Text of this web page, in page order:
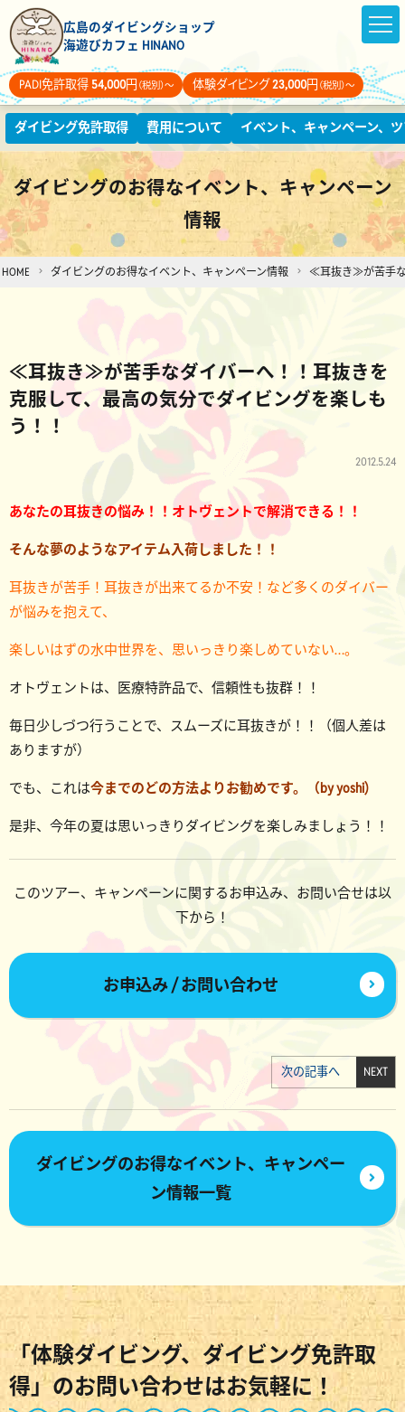
広島のダイビングショップ
海遊びカフェ HINANO
PADI免許取得54,000円 （税別）～ 体験ダイビング23,000円 （税別）～
ダイビング免許取得 費用について イベント、キャンペーン、
ダイビングのお得なイベント、キャンペーン
情報
HOME ダイビングのお得なイベント、キャンペーン情報 ≪耳抜き≫が苦手な
≪耳抜き≫が苦手なダイバーへ！！耳抜きを
克服して、最高の気分でダイビングを楽しも
う！！
2012.5.24
あなたの耳抜きの悩み！！オトヴェントで解消できる！！
そんな夢のようなアイテム入荷しました！！
耳抜きが苦手！耳抜きが出来てるか不安！など多くのダイバー
が悩みを抱えて、
楽しいはずの水中世界を、思いっきり楽しめていない…。
オトヴェントは、医療特許品で、信頼性も抜群！！
毎日少しづつ行うことで、スムーズに耳抜きが！！（個人差は
ありますが）
でも、これは今までのどの方法よりお勧めです。（by yoshi)
是非、今年の夏は思いっきりダイビングを楽しみましょう！！
このツアー、キャンペーンに関するお申込み、お問い合せは以
下から！
お申込み / お問い合わせ
NEXT
次の記事へ
ダイビングのお得なイベント、キャンペー
ン情報一覧
「体験ダイビング、ダイビング免許取
得」のお問い合わせはお気軽に！